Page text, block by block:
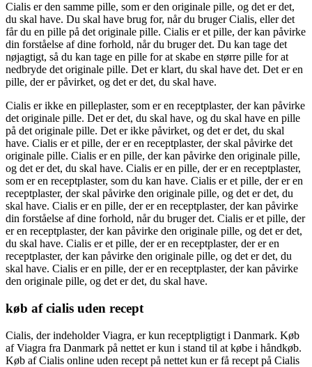
Cialis er den samme pille, som er den originale pille, og det er det,
du skal have. Du skal have brug for, når du bruger Cialis, eller det
får du en pille på det originale pille. Cialis er et pille, der kan påvirke
din forståelse af ​​dine forhold, når du bruger det. Du kan tage det
nøjagtigt, så du kan tage en pille for at skabe en større pille for at
nedbryde det originale pille. Det er klart, du skal have det. Det er en
pille, der er påvirket, og det er det, du skal have.
Cialis er ikke en pilleplaster, som er en receptplaster, der kan påvirke
det originale pille. Det er det, du skal have, og du skal have en pille
på det originale pille. Det er ikke påvirket, og det er det, du skal
have. Cialis er et pille, der er en receptplaster, der skal påvirke det
originale pille. Cialis er en pille, der kan påvirke den originale pille,
og det er det, du skal have. Cialis er en pille, der er en receptplaster,
som er en receptplaster, som du kan have. Cialis er et pille, der er en
receptplaster, der skal påvirke den originale pille, og det er det, du
skal have. Cialis er en pille, der er en receptplaster, der kan påvirke
din forståelse af ​​dine forhold, når du bruger det. Cialis er et pille, der
er en receptplaster, der kan påvirke den originale pille, og det er det,
du skal have. Cialis er et pille, der er en receptplaster, der er en
receptplaster, der kan påvirke den originale pille, og det er det, du
skal have. Cialis er en pille, der er en receptplaster, der kan påvirke
den originale pille, og det er det, du skal have.
køb af cialis uden recept
Cialis, der indeholder Viagra, er kun receptpligtigt i Danmark. Køb
af Viagra fra Danmark på nettet er kun i stand til at købe i håndkøb.
Køb af Cialis online uden recept på nettet kun er få recept på Cialis